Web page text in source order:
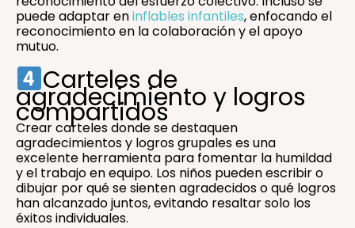
puede adaptar eninflables infantiles, enfocando el
reconocimiento en la colaboración y el apoyo
mutuo.
Carteles de
agradecimiento y logros
compartidos
Crear carteles donde se destaquen
agradecimientos y logros grupales es una
excelente herramienta para fomentar la humildad
y el trabajo en equipo. Los niños pueden escribir o
dibujar por qué se sienten agradecidos o qué logros
han alcanzado juntos, evitando resaltar solo los
éxitos individuales.